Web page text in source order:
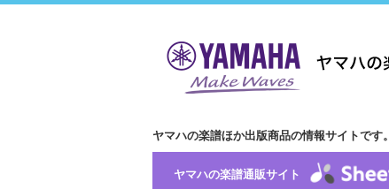
ヤマハの楽譜ほか出版商品の情報サイトです。
ヤマハの楽譜通販サイト